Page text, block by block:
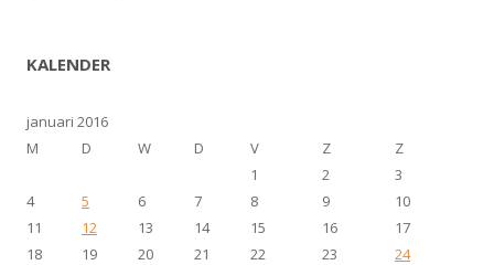
KALENDER
januari 2016
M
D W D V Z Z
1 2
3
4
5 6 7 8 9
10
11
12 13 14 15 16
17
18
19 20 21 22 23
24